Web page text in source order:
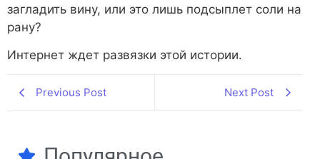
загладить вину, или это лишь подсыплет соли на
рану?
Интернет ждет развязки этой истории.
Previous Post Next Post